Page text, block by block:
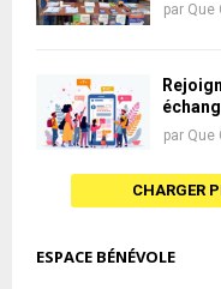
par Que
par Que
CHARGER
ESPACE BÉNÉVOLE